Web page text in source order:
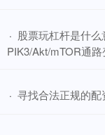
· 股票玩杠杆是什
PIK3/Akt/mTOR通
· 寻找合法正规的